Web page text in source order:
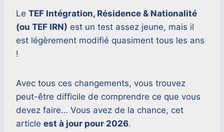
Le TEF Intégration, Résidence & Nationalité
(ou TEF IRN) est un test assez jeune, mais il
est légèrement modifié quasiment tous les ans
!
Avec tous ces changements, vous trouvez
peut-être difficile de comprendre ce que vous
devez faire… Vous avez de la chance, cet
article est à jour pour 2026.